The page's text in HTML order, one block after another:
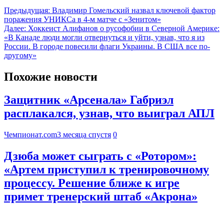
Предыдущая: Владимир Гомельский назвал ключевой фактор
поражения УНИКСа в 4-м матче с «Зенитом»
Далее: Хоккеист Алифанов о русофобии в Северной Америке:
«В Канаде люди могли отвернуться и уйти, узнав, что я из
России. В городе повесили флаги Украины. В США все по-
другому»
Похожие новости
Защитник «Арсенала» Габриэл
расплакался, узнав, что выиграл АПЛ
Чемпионат.com3 месяца спустя 0
Дзюба может сыграть с «Ротором»:
«Артем приступил к тренировочному
процессу. Решение ближе к игре
примет тренерский штаб «Акрона»